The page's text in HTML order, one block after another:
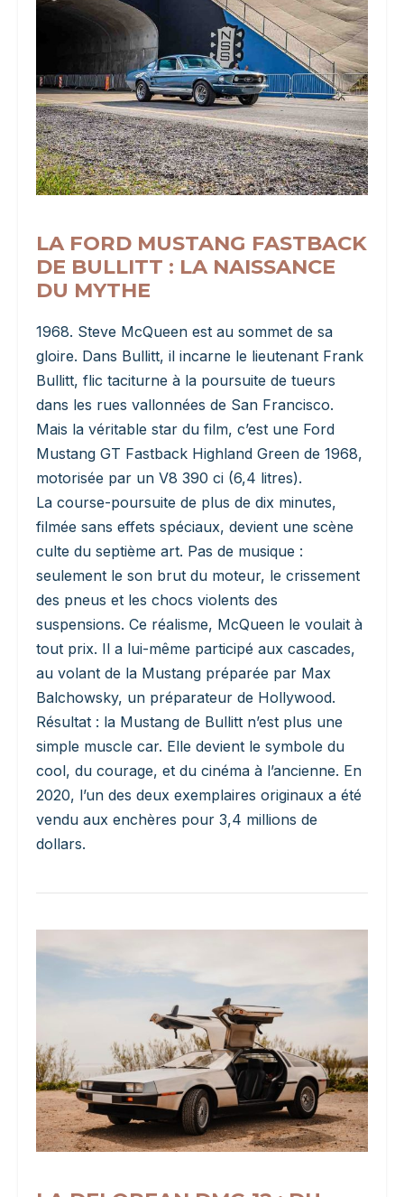
LA FORD MUSTANG FASTBACK
DE BULLITT : LA NAISSANCE
DU MYTHE
1968. Steve McQueen est au sommet de sa
gloire. Dans Bullitt, il incarne le lieutenant Frank
Bullitt, flic taciturne à la poursuite de tueurs
dans les rues vallonnées de San Francisco.
Mais la véritable star du film, c’est une Ford
Mustang GT Fastback Highland Green de 1968,
motorisée par un V8 390 ci (6,4 litres).
La course-poursuite de plus de dix minutes,
filmée sans effets spéciaux, devient une scène
culte du septième art. Pas de musique :
seulement le son brut du moteur, le crissement
des pneus et les chocs violents des
suspensions. Ce réalisme, McQueen le voulait à
tout prix. Il a lui-même participé aux cascades,
au volant de la Mustang préparée par Max
Balchowsky, un préparateur de Hollywood.
Résultat : la Mustang de Bullitt n’est plus une
simple muscle car. Elle devient le symbole du
cool, du courage, et du cinéma à l’ancienne. En
2020, l’un des deux exemplaires originaux a été
vendu aux enchères pour 3,4 millions de
dollars.